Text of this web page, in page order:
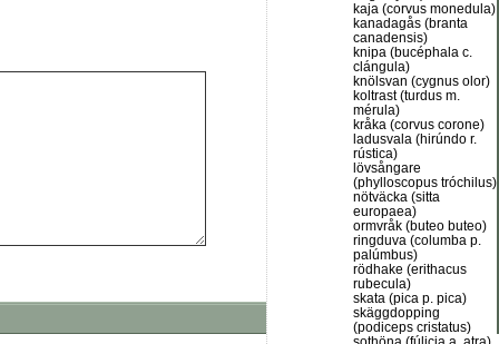
kaja (corvus monedula)
kanadagås (branta
canadensis)
knipa (bucéphala c.
clángula)
knölsvan (cygnus olor)
koltrast (turdus m.
mérula)
kråka (corvus corone)
ladusvala (hirúndo r.
rústica)
lövsångare
(phylloscopus tróchilus)
nötväcka (sitta
europaea)
ormvråk (buteo buteo)
ringduva (columba p.
palúmbus)
rödhake (erithacus
rubecula)
skata (pica p. pica)
skäggdopping
(podiceps cristatus)